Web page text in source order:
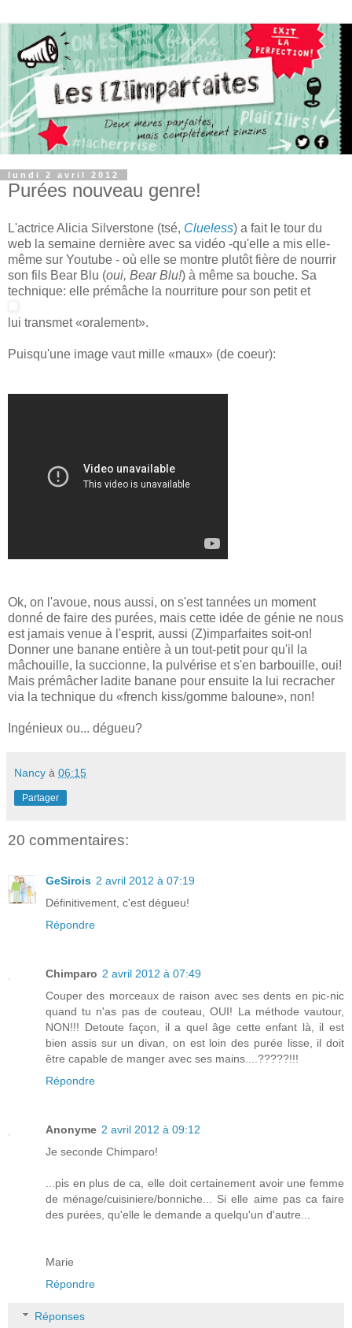
lundi 2 avril 2012
Purées nouveau genre!
L'actrice Alicia Silverstone (tsé, Clueless) a fait le tour du
web la semaine dernière avec sa vidéo -qu'elle a mis elle-
même sur Youtube - où elle se montre plutôt fière de nourrir
son fils Bear Blu (oui, Bear Blu!) à même sa bouche. Sa
technique: elle prémâche la nourriture pour son petit et
lui transmet «oralement».
Puisqu'une image vaut mille «maux» (de coeur):
Ok, on l'avoue, nous aussi, on s'est tannées un moment
donné de faire des purées, mais cette idée de génie ne nous
est jamais venue à l'esprit, aussi (Z)imparfaites soit-on!
Donner une banane entière à un tout-petit pour qu'il la
mâchouille, la succionne, la pulvérise et s'en barbouille, oui!
Mais prémâcher ladite banane pour ensuite la lui recracher
via la technique du «french kiss/gomme baloune», non!
Ingénieux ou... dégueu?
Nancy à 06:15
Partager
20 commentaires:
GeSirois 2 avril 2012 à 07:19
Définitivement, c'est dégueu!
Répondre
Chimparo 2 avril 2012 à 07:49
Couper des morceaux de raison avec ses dents en pic-nic
quand tu n'as pas de couteau, OUI! La méthode vautour,
NON!!! Detoute façon, il a quel âge cette enfant là, il est
bien assis sur un divan, on est loin des purée lisse, il doit
être capable de manger avec ses mains....?????!!!
Répondre
Anonyme 2 avril 2012 à 09:12
Je seconde Chimparo!
...pis en plus de ca, elle doit certainement avoir une femme
de ménage/cuisiniere/bonniche... Si elle aime pas ca faire
des purées, qu'elle le demande a quelqu'un d'autre...
Marie
Répondre
Réponses